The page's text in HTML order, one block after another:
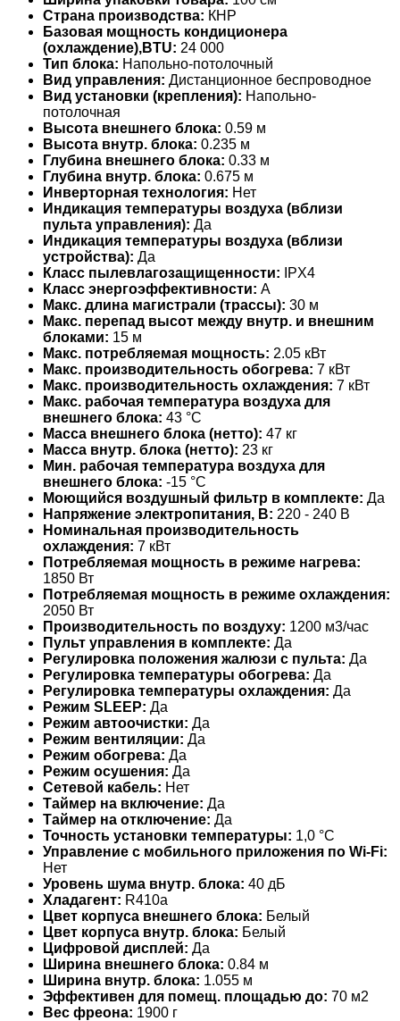
Страна производства: КНР
Базовая мощность кондиционера
(охлаждение),BTU: 24 000
Тип блока: Напольно-потолочный
Вид управления: Дистанционное беспроводное
Вид установки (крепления): Напольно-
потолочная
Высота внешнего блока: 0.59 м
Высота внутр. блока: 0.235 м
Глубина внешнего блока: 0.33 м
Глубина внутр. блока: 0.675 м
Инверторная технология: Нет
Индикация температуры воздуха (вблизи
пульта управления): Да
Индикация температуры воздуха (вблизи
устройства): Да
Класс пылевлагозащищенности: IPX4
Класс энергоэффективности: A
Макс. длина магистрали (трассы): 30 м
Макс. перепад высот между внутр. и внешним
блоками: 15 м
Макс. потребляемая мощность: 2.05 кВт
Макс. производительность обогрева: 7 кВт
Макс. производительность охлаждения: 7 кВт
Макс. рабочая температура воздуха для
внешнего блока: 43 °С
Масса внешнего блока (нетто): 47 кг
Масса внутр. блока (нетто): 23 кг
Мин. рабочая температура воздуха для
внешнего блока: -15 °С
Моющийся воздушный фильтр в комплекте: Да
Напряжение электропитания, В: 220 - 240 В
Номинальная производительность
охлаждения: 7 кВт
Потребляемая мощность в режиме нагрева:
1850 Вт
Потребляемая мощность в режиме охлаждения:
2050 Вт
Производительность по воздуху: 1200 м3/час
Пульт управления в комплекте: Да
Регулировка положения жалюзи с пульта: Да
Регулировка температуры обогрева: Да
Регулировка температуры охлаждения: Да
Режим SLEEP: Да
Режим автоочистки: Да
Режим вентиляции: Да
Режим обогрева: Да
Режим осушения: Да
Сетевой кабель: Нет
Таймер на включение: Да
Таймер на отключение: Да
Точность установки температуры: 1,0 °С
Управление c мобильного приложения по Wi-Fi:
Нет
Уровень шума внутр. блока: 40 дБ
Хладагент: R410a
Цвет корпуса внешнего блока: Белый
Цвет корпуса внутр. блока: Белый
Цифровой дисплей: Да
Ширина внешнего блока: 0.84 м
Ширина внутр. блока: 1.055 м
Эффективен для помещ. площадью до: 70 м2
Вес фреона: 1900 г